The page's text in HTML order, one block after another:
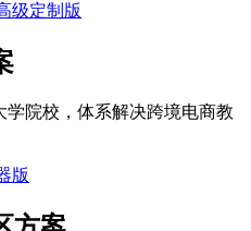
级定制版
学院校，体系解决跨境电商教
版